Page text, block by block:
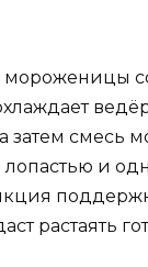
затем смесь
и
растаять